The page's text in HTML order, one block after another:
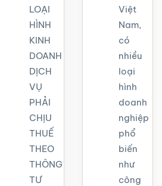
LOẠI
HÌNH
KINH
DOANH
DỊCH
VỤ
PHẢI
CHỊU
THUẾ
THEO
THÔNG
TƯ
Việt
Nam,
có
nhiều
loại
hình
doanh
nghiệp
phổ
biến
như
công